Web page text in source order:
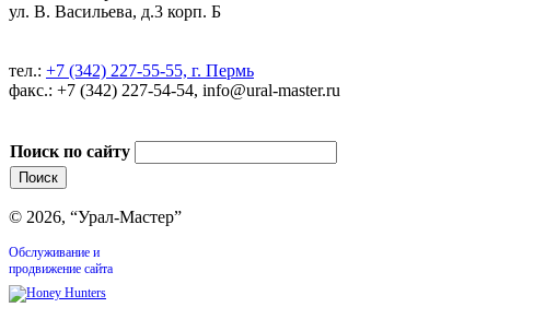
ул. В. Васильева, д.3 корп. Б
тел.: +7 (342) 227-55-55, г. Пермь
факс.: +7 (342) 227-54-54, info@ural-master.ru
Поиск по сайту
© 2026, “Урал-Мастер”
Обслуживание и
продвижение сайта